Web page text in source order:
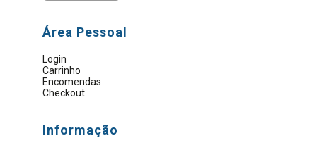
Área Pessoal
Login
Carrinho
Encomendas
Checkout
Informação